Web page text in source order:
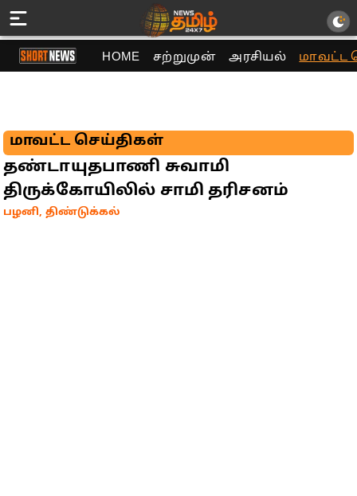
HOME சற்றுமுன் அரசியல் மாவட்ட
மாவட்ட செய்திகள்
தண்டாயுதபாணி சுவாமி
திருக்கோயிலில் சாமி தரிசனம்
பழனி, திண்டுக்கல்